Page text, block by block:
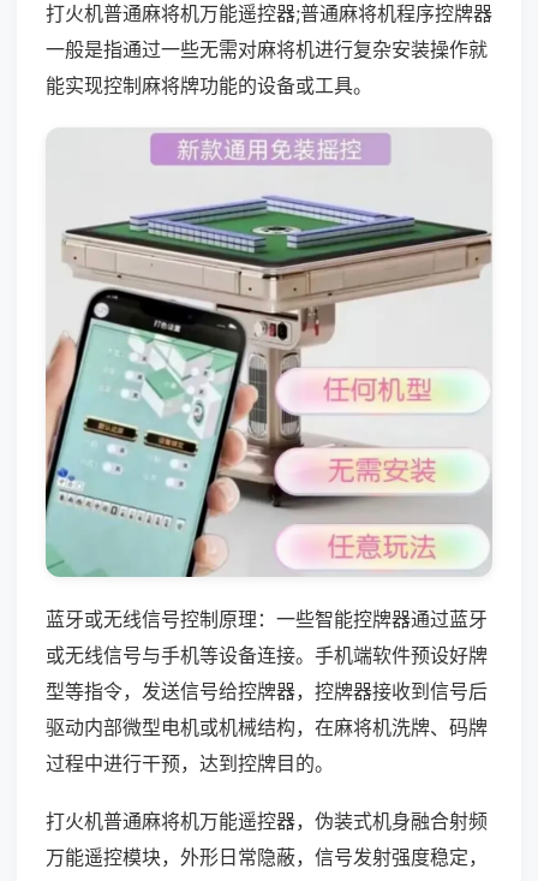
打火机普通麻将机万能遥控器;普通麻将机程序控牌器
一般是指通过一些无需对麻将机进行复杂安装操作就
能实现控制麻将牌功能的设备或工具。
蓝牙或无线信号控制原理：一些智能控牌器通过蓝牙
或无线信号与手机等设备连接。手机端软件预设好牌
型等指令，发送信号给控牌器，控牌器接收到信号后
驱动内部微型电机或机械结构，在麻将机洗牌、码牌
过程中进行干预，达到控牌目的。
打火机普通麻将机万能遥控器，伪装式机身融合射频
万能遥控模块，外形日常隐蔽，信号发射强度稳定，